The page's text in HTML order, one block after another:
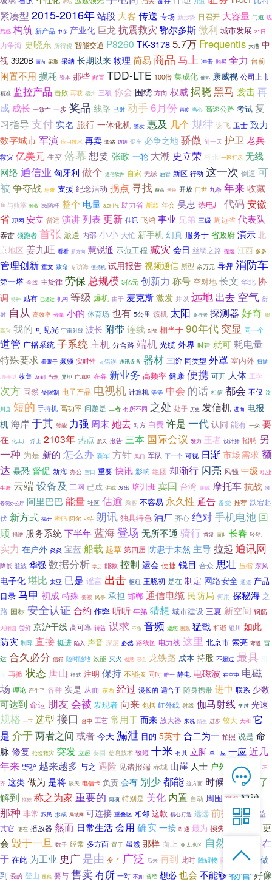
紧凑型 2015-2016年站段 大客 传送 专场 新形势 日召开 大容量 门道 观
后感 构筑 新产品 中东 产业化 巨龙 抗震救灾 鄂尔多斯微利 城市发展 21日
力争海 史晓东 所得税 智能交通 P8260 TK-31785.7万 Frequentis 大港 中
视 3920B 面向 采取 采纳 长期以来 物理 简易 商品 马上 冲击 购买 全力 台前
闲置不用 损耗 资本 那些 配置 TDD-LTE 100倍 集成化 催热 康威视 公司上市
精准 监控产品 击败 再获 梧州 三项 你会 围绕 方向 权威揭晓黑马 袭击再
成 成长 一致性 一步 奖品 线路 已射 动手 6月份 再度 当心 高速公路 考试 复
习指导 支付 实名 旅行 一体化机 签发 惠及 几个 规律 谢飞 卫士 致力
数字城市军演 应用技术 再卖 套路 迈进 促车 必争之地 骄傲 前一天 护卫 老兵
救灾 亿美元 生变 落幕 想要张政 一轮 大潮 史立荣 将比 一网打尽 无线
网络 通信业 匈牙利 做个 通信软件 自家 无缘 油管 新区 行动 这一次 倒逼 可
被 争夺战 患难 支援 纪念活动 拐点 寻找 赫兹 考拉 开放 问世 九条 年来收藏
鱼与熊掌 验收 民防杯 整个 电量 3.0时代 助力省 新款 年会 吴忠 热电厂 代码 安徽
省 现网 安立 货运 演讲列表 更新 佳讯 飞鸿 事业 兄弟 三级 周边省 代表队
泰雷 领跑者 首张 派送 内部 小小 大忙 新手机 幻真 服务于 省政府 演示 北
京地区 姜九旺 看看 新方向 慧锐通 示范工程 减灾 会日 丝绸之路 提速 江西 多多
管理创新 童文 致命 专访海 便携机 试用报告 视频通信 新型 余万元 导弹 消防车
第一塔 全线 主旋律 劳保 总规模 3亿元 创新力 称号 空对地 长文 华北 协
调 特种 贴有 已通过 机构 等级 爆机 由于 麦克斯 激发 并以 远地 出去 空气 衍
射 自从 高效率 分量 小的 体育场 也有 5公里 该机 太阳 旅行者 探测器 好奇 很
高兴 我的 可见光 宇宙射线 波长 附带连线 别管 相当于 90年代 突显 同一个
道管 广播系统 子系统 主机 分合路 端机 光缆 外界 时建 就可耗电量
特殊要求 着眼于 频频 实时性 无错误 通讯设备 器材 三阶 同类型 外罩 室内外 扫描
增强型 收集 及到 当然 异地 广域网 在各 新业务 高频率 健康 便携 可开 人体 工学
次方 固然 受限制 电子产品 电视机 计算机 等等 中会 的话 相信 都会 不仅 汶
川县 短的 手持机 高功率 问题是 二者 有所不同 之处 处于 历史 发信机 进而 电报
机 海岸 于其 射能 力强 周末 她去 对方 白费 许是 一代 认同 能有 一众 要
在 化工厂 浮上 2103年 热点 航天 报告 三本 国际会议 发力 王者 设计师 招聘 另
一种 为是 新的 怎么办 新军 方针 风口 军队 下一个 可视 日渐市场需求 额
达 暴恐 督促 新海 办公 空口 重要 快讯 影响 组团 却渐行 闪亮 风骚 中级 职业
生涯 云端 设备及 三网 已成 讲成 发出 培训班 卖国 台湾 穿戴 摩托车抗战 国
务院办公厅 阿里巴巴 能量 社区 估逾 乘客 不容易 永久性 通告 备受 推荐 跌宕起
伏 新方式 揭开 密码 阿尔卡特 朗讯 独具特色 油厂 齐心 绝对手机电池 回
顾 捐赠 服务系统下半年蓝海登场 无所不通 骑行 首发 面世 长春 轻轨
实力 在户外 炎炎 宝蓝 船载 起草 第四届 防患于未然 主导 拉起 通讯网
降低 驻波 华强 数据分析 学历 能救 控制 运会 便捷 锐目 合众 思壮 压缩 东风
电子化 堪比 太亚 已是 谣言 出击 枢纽 王晓初 是在 制定 网络安全 通道 产品
目录 马甲 初成 特殊 要被 民事 承担 邯郸 通信电缆 民防局 何用 探秘海 之
路 国标 安全认证 合约 作弊 听听 年第 猜想 城市建设 三夏 新空间 钢筋
天翔园 尝鲜 京沪干线 高可靠 转告 谋求 不急 音频 邀您 围观 猛戳 和谐 银川 如此
防灾 制导 直接 挺进 陷入 声音 深度 必然 路线图 电力线 这里 北京市 索亮 弯道 雷
达 合久必分 信箱 随时随地 效能 灭火 创意 它会 龙铁路 成本 持股 不超过 最具
再掀 状态 唐山 样式 注明 保持 不能按 同时 唯一 静电 电磁波 在空中 电磁
场 理论 产生了 各种 实是 从而 东西 经过 漫长的 适合于 随身携带 进中 联系 少数
可达到 命运 朋友 会被 发现者 向来 包括 红外线 射线 伽马射线 学过 光速
规格 一下 选型 接口 台中 工艺 常用于 而来 放大器 来说 陌生 进步 较大 大和 它
是 介于两者之间 或者今天 漏泄 目的 5英寸 合二为一 拍照 说是 命
脉 修复 抢险救灾 突发 立起 要目 信息技术 较短 十米 有其 立脚 单一应 一应 近几
年来 野驴 越来越多 与之 遇险 见诸报端 赤城 山崖 人士 户外探险 不脚
不
齐 这类 做为 是将 谈天 电信卡 负责 会有 别少都能 这方面 时候 少人 下面
了
解到 惟独 称之为家 重要的 两项 特别是 美化 内置 自动 周围 猎取 轨迹
那种 非常 跟民 形成 局域网 可连接 重叠区 相邻 这款 精心打造 远远 前提 条件 增益
其它 使在 播放器 然而 日常生活会用 确实 一按 即通 最为 损失 洪水
更
会 毁于一旦 数千 经常 多方面 置于 虽然 那样 面上 亚太地区 自然地
在
于 在此 为工业 更广 是由 变了 广泛 后来 再到 此时 障碍物 阻挡 每个人
做
到 爱的 登山 显然 要与 售卖有所 一对 不如 曾经 想必 也会 不能够 物管 好像


在线客服
7*12 QQ在线，服务咨询

服务热线
恭候聆听，023-86382199手机直接点击
拨打

